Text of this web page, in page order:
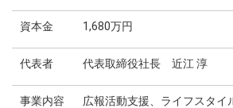
資本金 1,680万円
代表者 代表取締役社長 近江 淳
事業内容 広報活動支援、ライフスタイ